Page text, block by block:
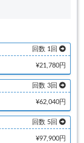
回数 1回
¥21,780円
回数 3回
¥62,040円
回数 5回
¥97,900円